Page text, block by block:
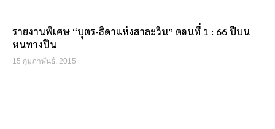
รายงานพิเศษ “บุตร-ธิดาแห่งสาละวิน” ตอนที่ 1 : 66 ปีบน
หนทางปืน
15 กุมภาพันธ์, 2015